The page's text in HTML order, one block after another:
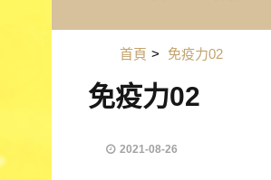
首頁 > 免疫力02
免疫力02
2021-08-26